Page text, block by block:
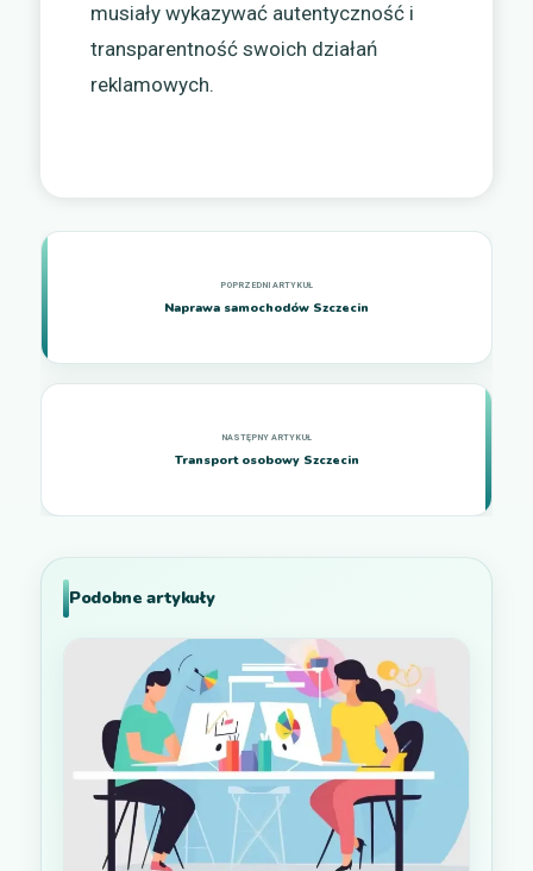
musiały wykazywać autentyczność i
transparentność swoich działań
reklamowych.
Naprawa samochodów Szczecin
Transport osobowy Szczecin
Podobne artykuły